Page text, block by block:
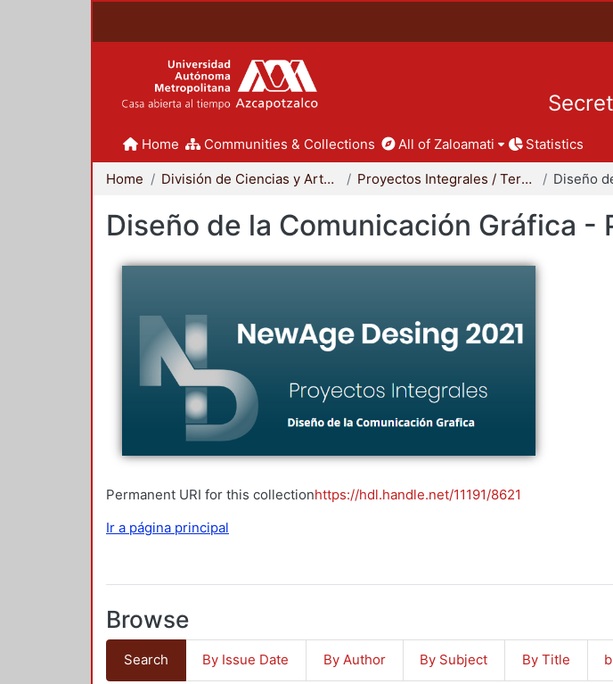
Home Communities & Collections All of Zaloamati Statistics
Home División de Ciencias y Artes para el Diseño Proyectos Integrales / Terminales - Licenciatura
Diseño de la Comunicación Gráfica -
Permanent URI for this collectionhttps://hdl.handle.net/11191/8621
Ir a página principal
Browse
Search By Issue Date By Author By Subject By Title